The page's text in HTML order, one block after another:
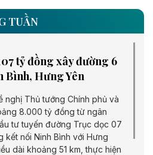
TUẦN
tỷ đồng xây đường 6
Bình, Hưng Yên
nghị Thủ tướng Chính phủ và
8.000 tỷ đồng từ ngân
tư tuyến đường Trục dọc 07
kết nối Ninh Bình với Hưng
dài khoảng 51 km, thực hiện